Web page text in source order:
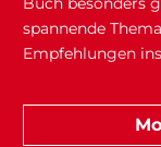
spannende
Empfehlungen